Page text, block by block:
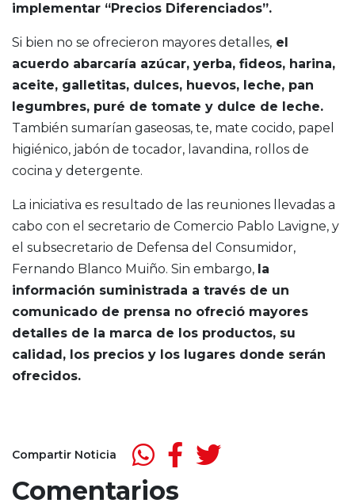
implementar “Precios Diferenciados”.
Si bien no se ofrecieron mayores detalles, el
acuerdo abarcaría azúcar, yerba, fideos, harina,
aceite, galletitas, dulces, huevos, leche, pan
legumbres, puré de tomate y dulce de leche.
También sumarían gaseosas, te, mate cocido, papel
higiénico, jabón de tocador, lavandina, rollos de
cocina y detergente.
La iniciativa es resultado de las reuniones llevadas a
cabo con el secretario de Comercio Pablo Lavigne, y
el subsecretario de Defensa del Consumidor,
Fernando Blanco Muiño. Sin embargo, la
información suministrada a través de un
comunicado de prensa no ofreció mayores
detalles de la marca de los productos, su
calidad, los precios y los lugares donde serán
ofrecidos.
Compartir Noticia
Comentarios